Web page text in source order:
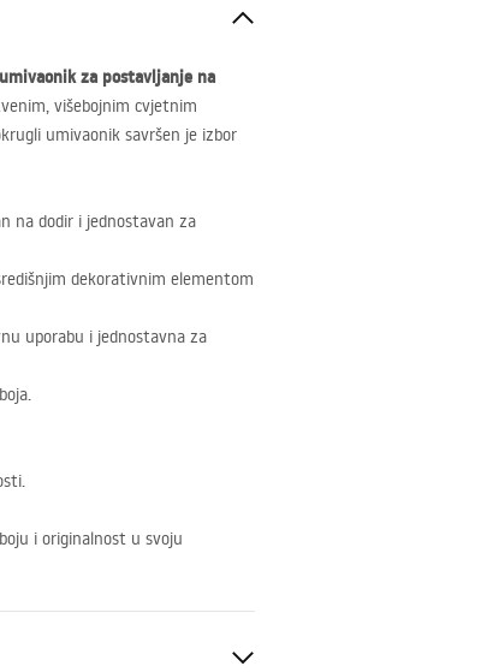
umivaonik za postavljanje na
višebojnim cvjetnim
umivaonik savršen je izbor
na dodir i jednostavan za
dekorativnim elementom
uporabu i jednostavna za
i originalnost u svoju